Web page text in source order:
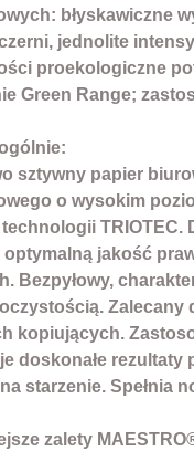
błyskawiczne
jednolite
proekologiczne
Green Range;
sztywny papier
o wysokim
TRIOTEC.
optymalną jakość
Bezpyłowy,
Zalecany
kopiujących.
doskonałe rezultaty
starzenie. Spełnia
zalety